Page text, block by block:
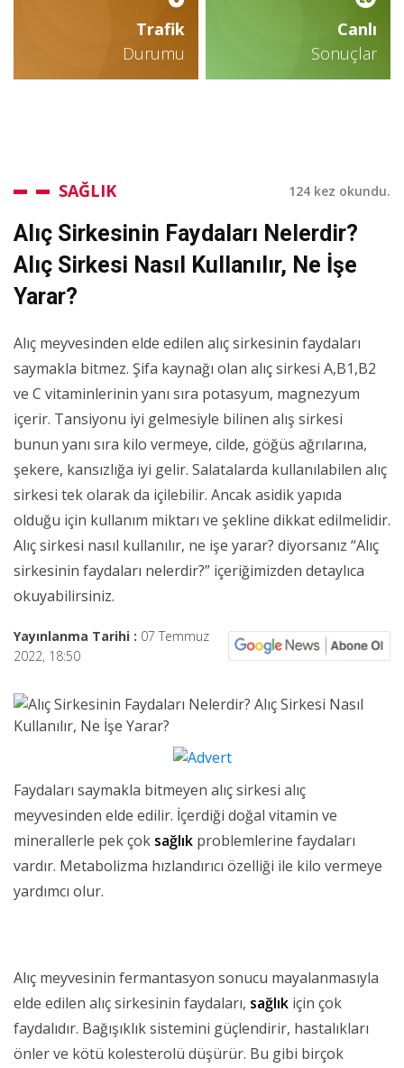
Trafik
Durumu
Canlı
Sonuçlar
SAĞLIK 124 kez okundu.
Alıç Sirkesinin Faydaları Nelerdir?
Alıç Sirkesi Nasıl Kullanılır, Ne İşe
Yarar?
Alıç meyvesinden elde edilen alıç sirkesinin faydaları
saymakla bitmez. Şifa kaynağı olan alıç sirkesi A,B1,B2
ve C vitaminlerinin yanı sıra potasyum, magnezyum
içerir. Tansiyonu iyi gelmesiyle bilinen alış sirkesi
bunun yanı sıra kilo vermeye, cilde, göğüs ağrılarına,
şekere, kansızlığa iyi gelir. Salatalarda kullanılabilen alıç
sirkesi tek olarak da içilebilir. Ancak asidik yapıda
olduğu için kullanım miktarı ve şekline dikkat edilmelidir.
Alıç sirkesi nasıl kullanılır, ne işe yarar? diyorsanız “Alıç
sirkesinin faydaları nelerdir?” içeriğimizden detaylıca
okuyabilirsiniz.
Yayınlanma Tarihi : 07 Temmuz
2022, 18:50
Faydaları saymakla bitmeyen alıç sirkesi alıç
meyvesinden elde edilir. İçerdiği doğal vitamin ve
minerallerle pek çok sağlık problemlerine faydaları
vardır. Metabolizma hızlandırıcı özelliği ile kilo vermeye
yardımcı olur.
Alıç meyvesinin fermantasyon sonucu mayalanmasıyla
elde edilen alıç sirkesinin faydaları, sağlık için çok
faydalıdır. Bağışıklık sistemini güçlendirir, hastalıkları
önler ve kötü kolesterolü düşürür. Bu gibi birçok